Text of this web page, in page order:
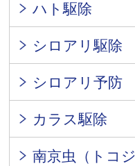
ハト駆除
シロアリ駆除
シロアリ予防
カラス駆除
南京虫（トコ